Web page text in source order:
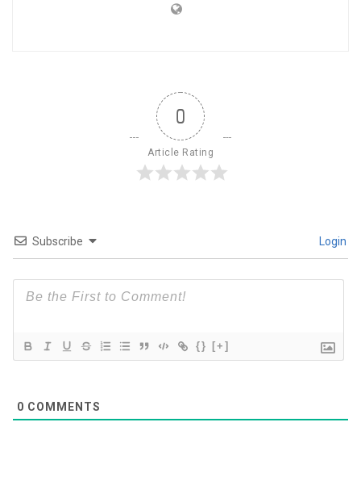
0
Article Rating
Subscribe Login
{} [+]
0 COMMENTS